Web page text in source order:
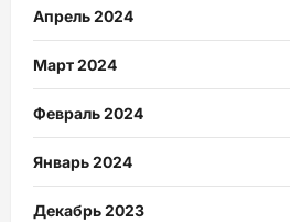
Апрель 2024
Март 2024
Февраль 2024
Январь 2024
Декабрь 2023